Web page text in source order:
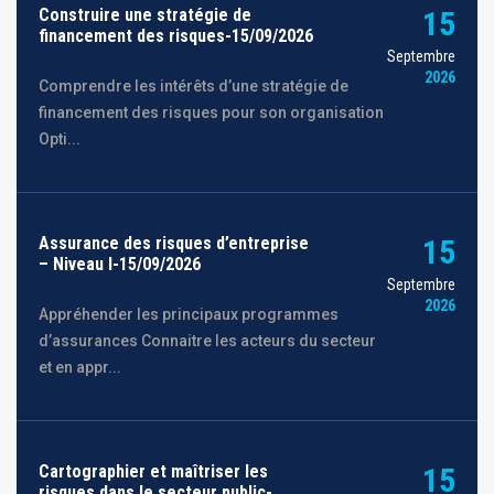
Construire une stratégie de
financement des risques-15/09/2026
Comprendre les intérêts d’une stratégie de
financement des risques pour son organisation
Opti...
15
Septembre
2026
Assurance des risques d’entreprise
– Niveau I-15/09/2026
Appréhender les principaux programmes
d’assurances Connaitre les acteurs du secteur
et en appr...
15
Septembre
2026
Cartographier et maîtriser les
15